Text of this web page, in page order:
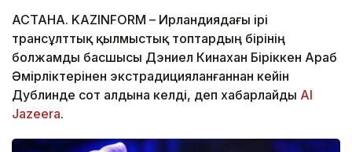
АСТАНА. KAZINFORM – Ирландиядағы ірі
трансұлттық қылмыстық топтардың бірінің
болжамды басшысы Дэниел Кинахан Біріккен Араб
Әмірліктерінен экстрадицияланғаннан кейін
Дублинде сот алдына келді, деп хабарлайды Al
Jazeera.